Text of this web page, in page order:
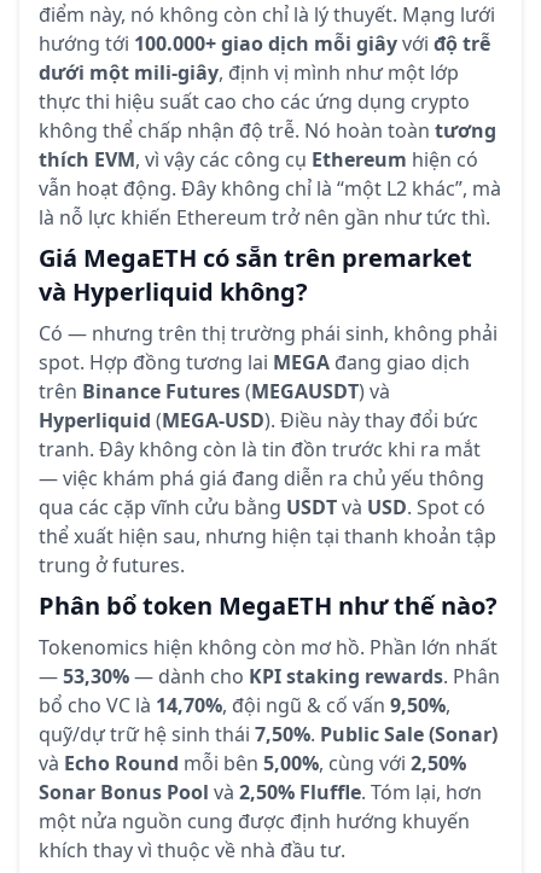
điểm này, nó không còn chỉ là lý thuyết. Mạng lưới
hướng tới 100.000+ giao dịch mỗi giâyvới độ trễ
dưới một mili-giây, định vị mình như một lớp
thực thi hiệu suất cao cho các ứng dụng crypto
không thể chấp nhận độ trễ. Nó hoàn toàn tương
thích EVM, vì vậy các công cụ Ethereum hiện có
vẫn hoạt động. Đây không chỉ là “một L2 khác”, mà
là nỗ lực khiến Ethereum trở nên gần như tức thì.
Giá MegaETH có sẵn trên premarket
và Hyperliquid không?
Có — nhưng trên thị trường phái sinh, không phải
spot. Hợp đồng tương lai MEGA đang giao dịch
trên Binance Futures(MEGAUSDT) và
Hyperliquid (MEGA-USD). Điều này thay đổi bức
tranh. Đây không còn là tin đồn trước khi ra mắt
— việc khám phá giá đang diễn ra chủ yếu thông
qua các cặp vĩnh cửu bằng USDTvà USD. Spot có
thể xuất hiện sau, nhưng hiện tại thanh khoản tập
trung ở futures.
Phân bổ token MegaETH như thế nào?
Tokenomics hiện không còn mơ hồ. Phần lớn nhất
—53,30%— dành cho KPI staking rewards. Phân
bổ cho VC là 14,70%, đội ngũ & cố vấn 9,50%,
quỹ/dự trữ hệ sinh thái 7,50%. Public Sale (Sonar)
và Echo Round mỗi bên 5,00%, cùng với 2,50%
Sonar Bonus Pool và 2,50% Fluffle. Tóm lại, hơn
một nửa nguồn cung được định hướng khuyến
khích thay vì thuộc về nhà đầu tư.